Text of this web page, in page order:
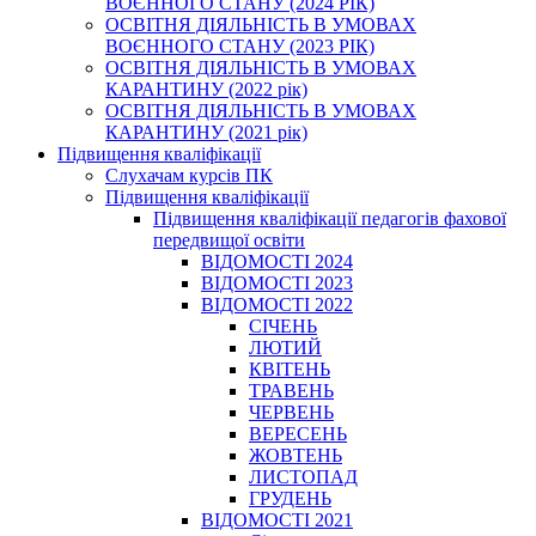
ОСВІТНЯ ДІЯЛЬНІСТЬ В УМОВАХ
ВОЄННОГО СТАНУ (2023 РІК)
ОСВІТНЯ ДІЯЛЬНІСТЬ В УМОВАХ
КАРАНТИНУ (2022 рік)
ОСВІТНЯ ДІЯЛЬНІСТЬ В УМОВАХ
КАРАНТИНУ (2021 рік)
Підвищення кваліфікації
Слухачам курсів ПК
Підвищення кваліфікації
Підвищення кваліфікації педагогів фахової
передвищої освіти
ВІДОМОСТІ 2024
ВІДОМОСТІ 2023
ВІДОМОСТІ 2022
СІЧЕНЬ
ЛЮТИЙ
КВІТЕНЬ
ТРАВЕНЬ
ЧЕРВЕНЬ
ВЕРЕСЕНЬ
ЖОВТЕНЬ
ЛИСТОПАД
ГРУДЕНЬ
ВІДОМОСТІ 2021